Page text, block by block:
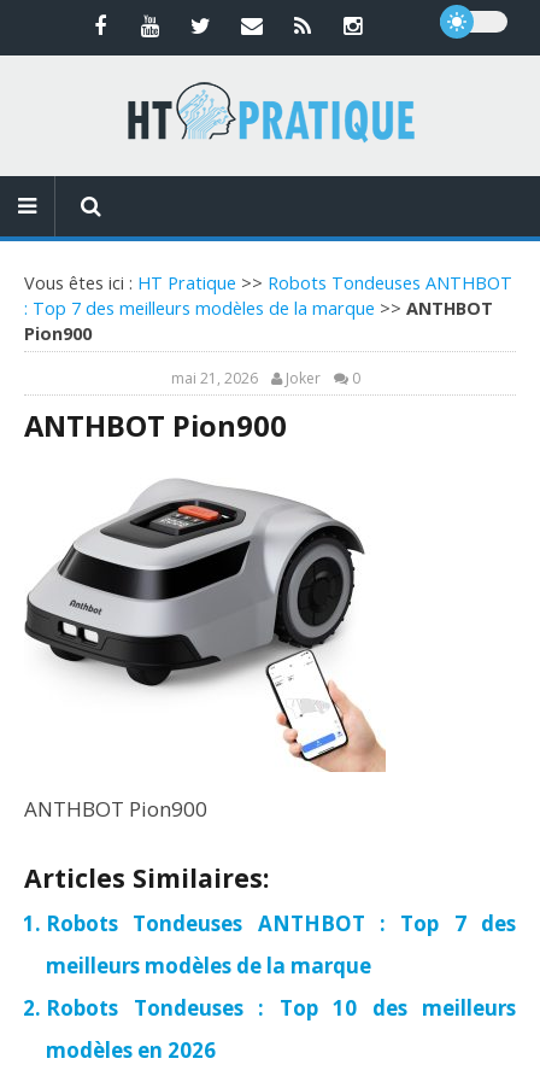
Vous êtes ici : HT Pratique >> Robots Tondeuses ANTHBOT
: Top 7 des meilleurs modèles de la marque >> ANTHBOT
Pion900
mai 21, 2026 Joker 0
ANTHBOT Pion900
ANTHBOT Pion900
Articles Similaires:
Robots Tondeuses ANTHBOT : Top 7 des
meilleurs modèles de la marque
Robots Tondeuses : Top 10 des meilleurs
modèles en 2026